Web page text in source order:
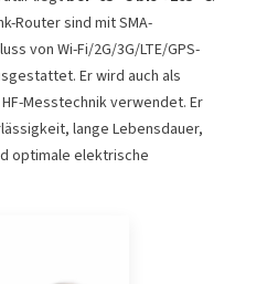
Router sind mit SMA-
von Wi-Fi/2G/3G/LTE/GPS-
Er wird auch als
Messtechnik verwendet. Er
lange Lebensdauer,
optimale elektrische